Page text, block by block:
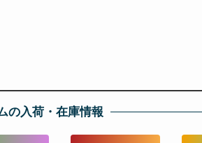
の入荷・在庫情報